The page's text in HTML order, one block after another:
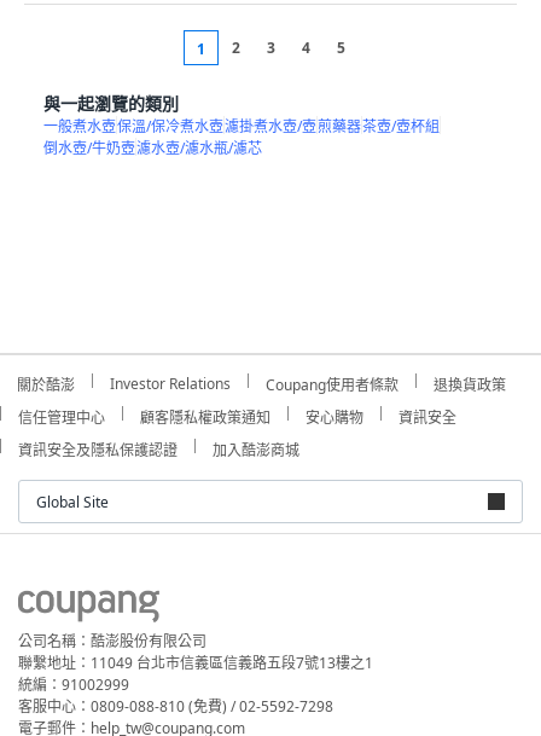
1 2 3 4 5
與一起瀏覽的類別
一般煮水壺保溫/保冷煮水壺濾掛煮水壺/壺煎藥器茶壺/壺杯組
倒水壺/牛奶壺濾水壺/濾水瓶/濾芯
關於酷澎 Investor Relations Coupang使用者條款
退換貨政策
信任管理中心
顧客隱私權政策通知 安心購物
資訊安全
資訊安全及隱私保護認證
加入酷澎商城
Global Site
公司名稱：酷澎股份有限公司
聯繫地址：11049 台北市信義區信義路五段7號13樓之1
統編：91002999
客服中心：0809-088-810 (免費) / 02-5592-7298
電子郵件：help_tw@coupang.com